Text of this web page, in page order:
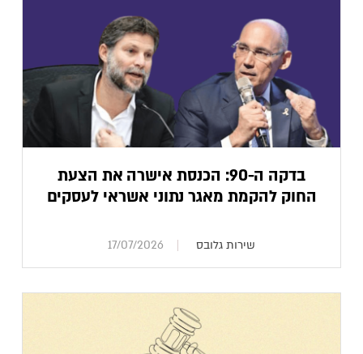
בדקה ה-90: הכנסת אישרה את הצעת
החוק להקמת מאגר נתוני אשראי לעסקים
שירות גלובס 17/07/2026